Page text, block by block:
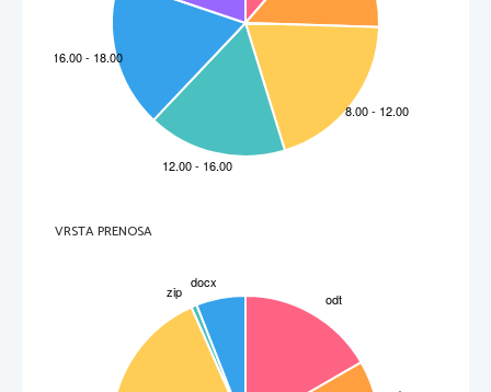
Večer v trdi temi, se Cyrano in Kristjan odpravita na Roksanin balkon, da bi se
Kristjan poslovil, vendar se je na nevednost Roksane poslavljal Cyrano. Še isti večer se
Kristjan in Roksana vzameta. Takoj po kratkotrajnem obredu, se kadeti napotijo v boj, z njimi
ČETRTO DEJANJE: GASKONSJI KADETI
Postojanka Carbonove stotnije pri oblegi Arrasa.
Kadeti spijo, vsi utrujeni od vojne in od lakoti. Cyrano pa vsak dan piše pismo Roksani, zato
vsak dan tvega življenje saj mora mimo Španskih vojakov, da lahko odpošlje pismo. Cyrano
bodri druge kadete, vendar so vsi izmučeni od gladu.
Kadeti se pripravljajo na boj, ko zagledajo približujočo se kočijo, za katero ugotovijo,
da je od Kralja poslana, ko kočija prispe iz nje skoči Roksana,  so vsi osupli. Roksana se
odloči ostati in bojevati z ostalimi kadeti. Poskrbi in nahrani vse kadete.
Kristjan po pogovoru z Roksano ugotovi, da se je zaljubila v Cyranojeva pisma in ne v
njega, to tudi pove Cyranoju. Ko Cyrano skuša Roksani povedati resnico, se zaslišijo streli,
pod katerimi pade Kristjan. Vso osuplo Roksano odpeljejo na varno, Cyrano pa svoje kadete
pelje naravnost v boj zraven pa deklamira: »to so gaskonjski kadeti, Castel – Jaloux jim
glavar, pretepači, bahači napeti...
Cyrano-ja so smrtno poškodovali, ko je ležal na smrtni postelji, je Roksani prebral
OZNAKA OSEB:
VRSTA PRENOSA